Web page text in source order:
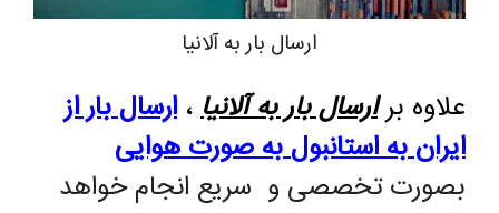
ارسال بار به آلانیا
علاوه برارسال بار به آلانیا، ارسال بار از
ایران به استانبولبه صورت هوایی
بصورت تخصصی و سریع انجام خواهد